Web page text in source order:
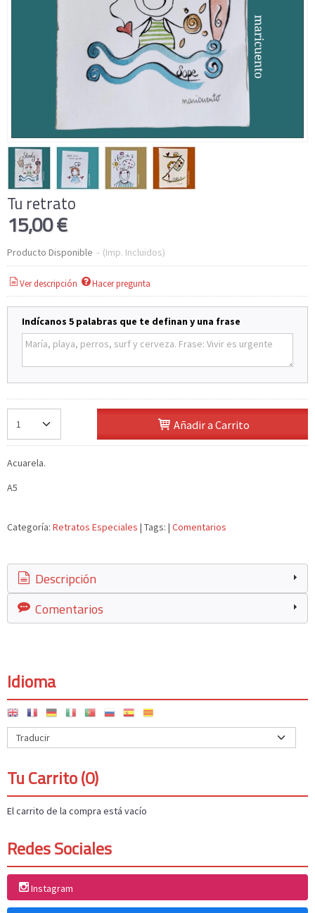
Idioma
Tu Carrito (0)
El carrito de la compra está vacío
Redes Sociales
Instagram
Tu retrato
15,00 €
Producto Disponible - (Imp. Incluidos)
Ver descripción Hacer pregunta
Indícanos 5 palabras que te definan y una frase
Añadir a Carrito
Acuarela.
A5
Categoría: Retratos Especiales | Tags: | Comentarios
Descripción
Comentarios